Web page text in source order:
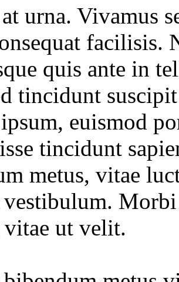
urna. Vivamus
facilisis.
quis ante in
tincidunt
euismod
tincidunt
metus, vitae
ut velit.